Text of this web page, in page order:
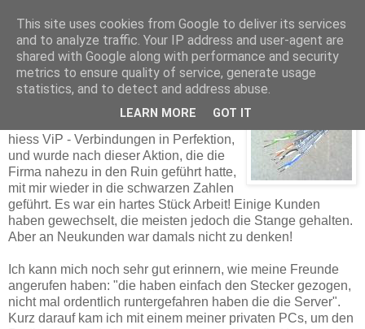
Thomas Dorn
hiess ViP - Verbindungen in Perfektion,
und wurde nach dieser Aktion, die die
Firma nahezu in den Ruin geführt hatte,
mit mir wieder in die schwarzen Zahlen
geführt. Es war ein hartes Stück Arbeit! Einige Kunden
haben gewechselt, die meisten jedoch die Stange gehalten.
Aber an Neukunden war damals nicht zu denken!
Ich kann mich noch sehr gut erinnern, wie meine Freunde
angerufen haben: "die haben einfach den Stecker gezogen,
nicht mal ordentlich runtergefahren haben die die Server".
Kurz darauf kam ich mit einem meiner privaten PCs, um den
This site uses cookies from Google to deliver its services
and to analyze traffic. Your IP address and user-agent are
shared with Google along with performance and security
metrics to ensure quality of service, generate usage
statistics, and to detect and address abuse.
LEARN MORE GOT IT